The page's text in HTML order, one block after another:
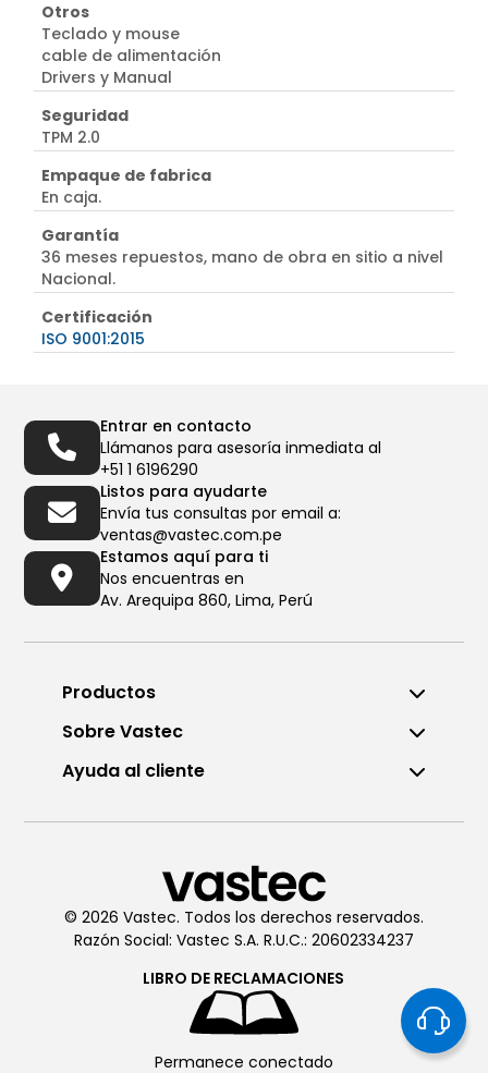
Otros
Teclado y mouse
cable de alimentación
Drivers y Manual
Seguridad
TPM 2.0
Empaque de fabrica
En caja.
Garantía
36 meses repuestos, mano de obra en sitio a nivel
Nacional.
Certificación
ISO 9001:2015
De Lunes a Viernes de 8:00am
a 6:00pm
Chatea conVastec
De Lunes a Viernes de 8:00am
a 6:00pm
Soporte técnico
Entrar en contacto
Llámanos para asesoría inmediata al
+51 1 6196290
Listos para ayudarte
Envía tus consultas por email a:
ventas@vastec.com.pe
Estamos aquí para ti
Nos encuentras en
Av. Arequipa 860, Lima, Perú
Productos
Sobre Vastec
Ayuda al cliente
© 2026 Vastec. Todos los derechos reservados.
Razón Social: Vastec S.A. R.U.C.: 20602334237
LIBRO DE RECLAMACIONES
Permanece conectado